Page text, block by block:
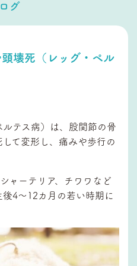
グ
壊死（レッグ・ペル
テス病）は、股関節の骨
て変形し、痛みや歩行の
ャーテリア、チワワなど
4～12カ月の若い時期に